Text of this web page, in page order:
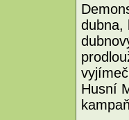
dubna,
Husní